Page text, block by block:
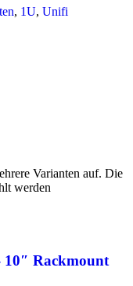
, 1U, Unifi
Varianten auf. Die
werden
Rackmount